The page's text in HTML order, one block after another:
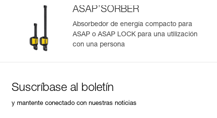
Consulte el historial de un producto desde su fecha de
fabricación.
Más información
ASAP’SORBER
Absorbedor de energía compacto para
ASAP o ASAP LOCK para una utilización
con una persona
Suscríbase al boletín
y mantente conectado con nuestras noticias